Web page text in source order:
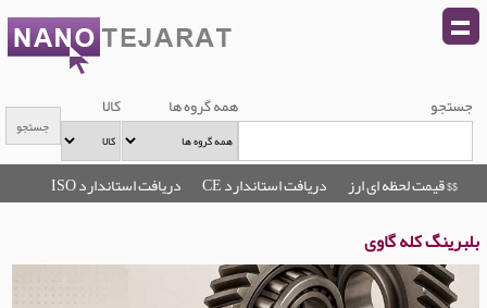
جستجو همه گروه ها کالا
$$ قیمت لحظه ای ارز دریافت استاندارد CE دریافت استاندارد ISO
بلبرینگ کله گاوی